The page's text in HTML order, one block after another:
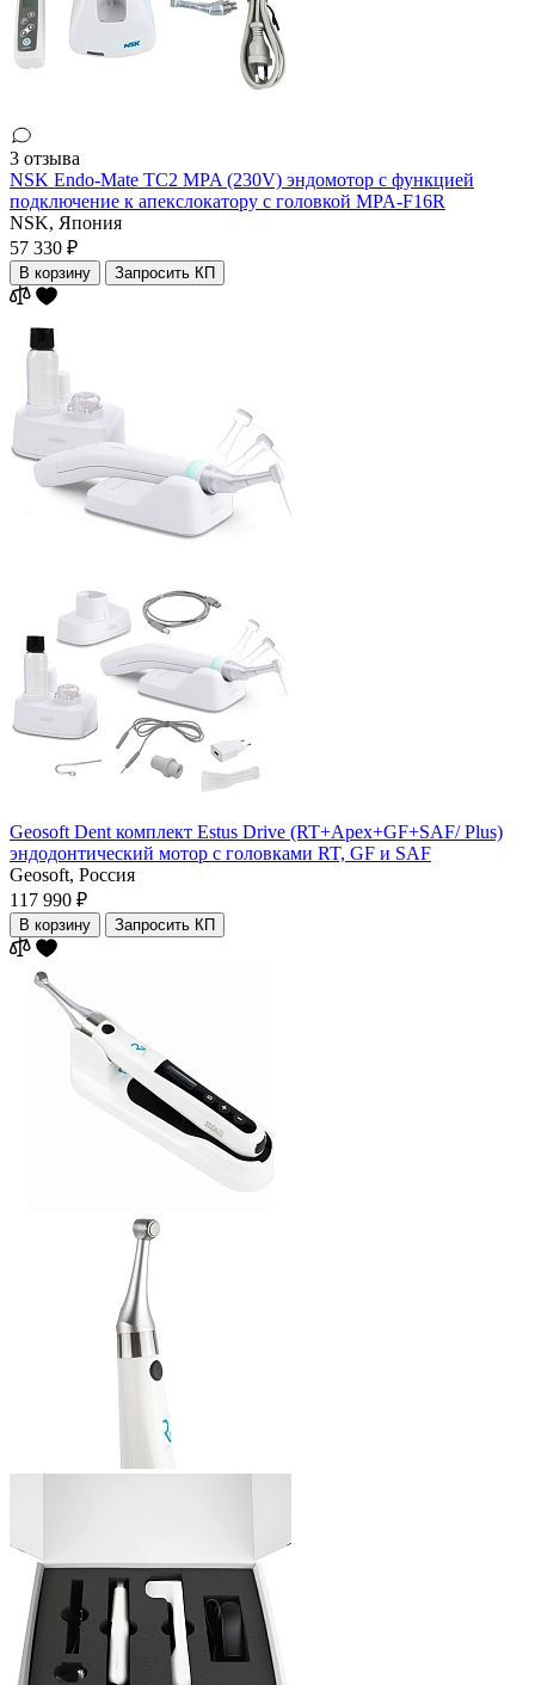
3 отзыва
NSK Endo-Mate TC2 MPA (230V) эндомотор c функцией
подключение к апекслокатору c головкой MPA-F16R
NSK, Япония
57 330 ₽
В корзину Запросить КП
Geosoft Dent комплект Estus Drive (RT+Арех+GF+SAF/ Plus)
эндодонтический мотор с головками RT, GF и SAF
Geosoft, Россия
117 990 ₽
В корзину Запросить КП